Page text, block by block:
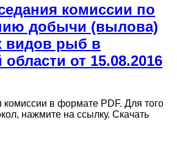
комиссии по
добычи (вылова)
видов рыб в
от 15.08.2016
комиссии в формате PDF. Для того
нажмите на ссылку. Скачать